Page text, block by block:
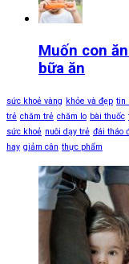
Muốn con
bữa ăn
sức khoẻ vàng khỏe và đẹp tin
trẻ chăm trẻ chăm lo bài thuốc
sức khoẻ nuôi dạy trẻ đái tháo
hay giảm cân thực phẩm